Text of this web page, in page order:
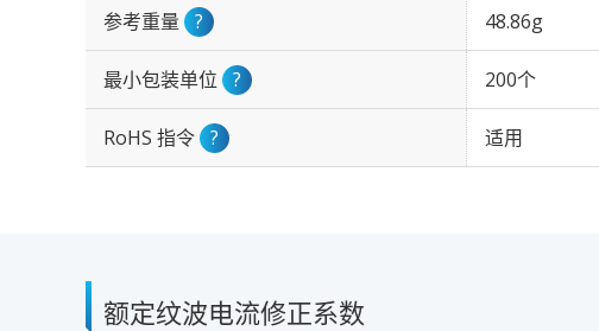
参考重量 ? 48.86g
最小包装单位 ? 200个
RoHS 指令 ? 适用
额定纹波电流修正系数